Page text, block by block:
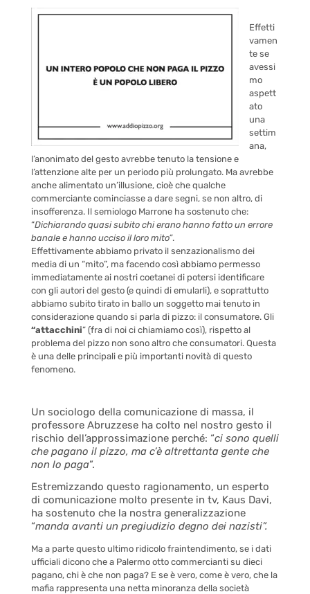
Effetti
vamen
te se
avessi
mo
aspett
ato
una
settim
ana,
l’anonimato del gesto avrebbe tenuto la tensione e
l’attenzione alte per un periodo più prolungato. Ma avrebbe
anche alimentato un’illusione, cioè che qualche
commerciante cominciasse a dare segni, se non altro, di
insofferenza. Il semiologo Marrone ha sostenuto che:
“Dichiarando quasi subito chierano hanno fatto un errore
banale e hanno ucciso il loro mito”.
Effettivamente abbiamo privato il senzazionalismo dei
media di un “mito”, ma facendo così abbiamo permesso
immediatamente ai nostri coetanei di potersi identificare
con gli autori del gesto (e quindi di emularli), e soprattutto
abbiamo subito tirato in ballo un soggetto mai tenuto in
considerazione quando si parla di pizzo: il consumatore. Gli
“attacchini” (fra di noi ci chiamiamo così), rispetto al
problema del pizzo non sono altro che consumatori. Questa
è una delle principali e più importanti novità di questo
fenomeno.
Un sociologo della comunicazione di massa, il
professore Abruzzese ha colto nel nostro gesto il
rischio dell’approssimazione perché: “ci sono quelli
che pagano il pizzo, ma c’è altrettanta gente che
non lo paga”.
Estremizzando questo ragionamento, un esperto
di comunicazione molto presente in tv, Kaus Davi,
ha sostenuto che la nostra generalizzazione
“manda avanti un pregiudizio degno dei nazisti”.
Ma a parte questo ultimo ridicolo fraintendimento, se i dati
ufficiali dicono che a Palermo otto commercianti su dieci
pagano, chiè che non paga? E se è vero, come è vero, che la
mafia rappresenta una netta minoranza della società